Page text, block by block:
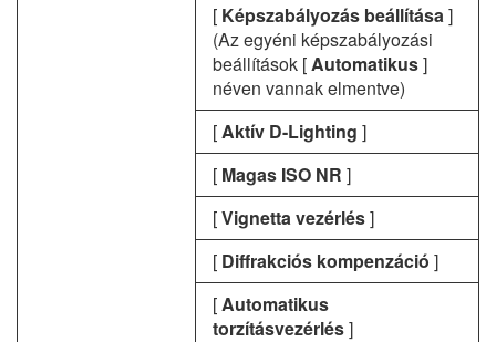
[ Képszabályozás beállítása]
(Az egyéni képszabályozási
beállítások [Automatikus]
néven vannak elmentve)
[Aktív D-Lighting ]
[ Magas ISO NR ]
[Vignetta vezérlés]
[ Diffrakciós kompenzáció ]
[Automatikus
torzításvezérlés]